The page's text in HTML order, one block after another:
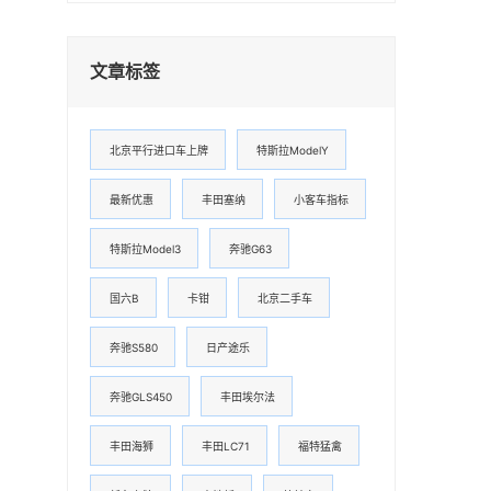
文章标签
北京平行进口车上牌 特斯拉ModelY
最新优惠 丰田塞纳 小客车指标
特斯拉Model3 奔驰G63
国六B 卡钳 北京二手车
奔驰S580 日产途乐
奔驰GLS450 丰田埃尔法
丰田海狮 丰田LC71 福特猛禽